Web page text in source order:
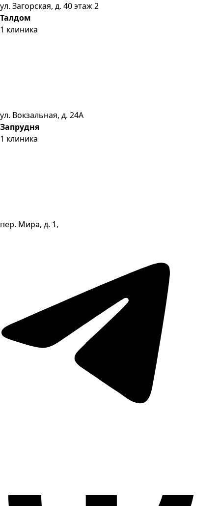
ул. Загорская, д. 40 этаж 2
Талдом
1 клиника
ул. Вокзальная, д. 24А
Запрудня
1 клиника
пер. Мира, д. 1,